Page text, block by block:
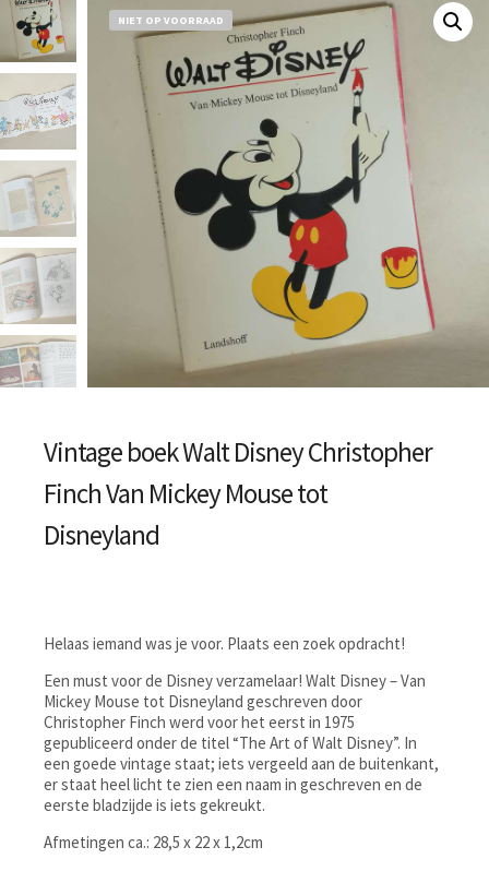
NIET OP VOORRAAD
Vintage boek Walt Disney Christopher
Finch Van Mickey Mouse tot
Disneyland
Helaas iemand was je voor. Plaats een zoek opdracht!
Een must voor de Disney verzamelaar! Walt Disney – Van
Mickey Mouse tot Disneyland geschreven door
Christopher Finch werd voor het eerst in 1975
gepubliceerd onder de titel “The Art of Walt Disney”. In
een goede vintage staat; iets vergeeld aan de buitenkant,
er staat heel licht te zien een naam in geschreven en de
eerste bladzijde is iets gekreukt.
Afmetingen ca.: 28,5 x 22 x 1,2cm